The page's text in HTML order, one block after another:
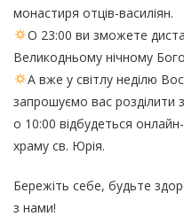
монастиря отців-василіян.
О 23:00 ви зможете
Великодньому нічному
А вже у світлу неділю
запрошуємо вас розділити
о 10:00 відбудеться онлайн-
храму св. Юрія.
Бережіть себе, будьте
з нами!